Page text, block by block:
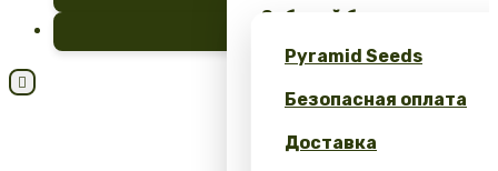
Забирай бесплатные
Seeds!
Получите 10% скидку
Калькулятор выгоды:
Pyramid Seeds
Безопасная оплата
Доставка
